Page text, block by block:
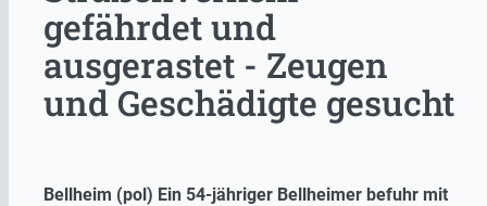
gefährdet und
ausgerastet - Zeugen
und Geschädigte gesucht
Bellheim (pol) Ein 54-jähriger Bellheimer befuhr mit